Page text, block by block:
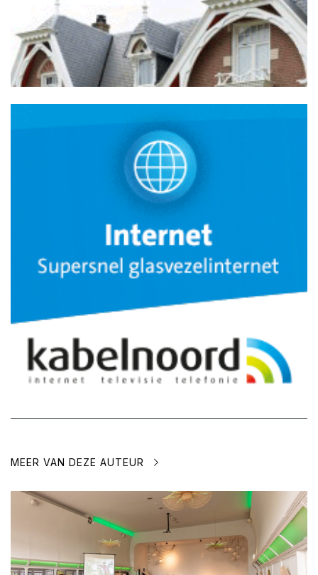
MEER VAN DEZE AUTEUR